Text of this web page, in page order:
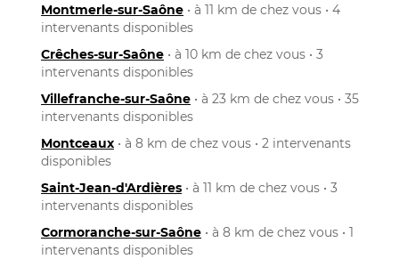
Montmerle-sur-Saône • à 11 km de chez vous • 4
intervenants disponibles
Crêches-sur-Saône • à 10 km de chez vous • 3
intervenants disponibles
Villefranche-sur-Saône • à 23 km de chez vous • 35
intervenants disponibles
Montceaux • à 8 km de chez vous • 2 intervenants
disponibles
Saint-Jean-d'Ardières • à 11 km de chez vous • 3
intervenants disponibles
Cormoranche-sur-Saône • à 8 km de chez vous • 1
intervenants disponibles